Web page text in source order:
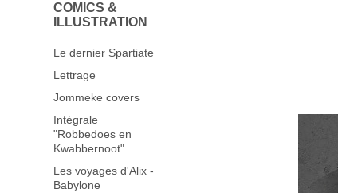
COMICS &
ILLUSTRATION
Le dernier Spartiate
Lettrage
Jommeke covers
Intégrale
"Robbedoes en
Kwabbernoot"
Les voyages d'Alix -
Babylone